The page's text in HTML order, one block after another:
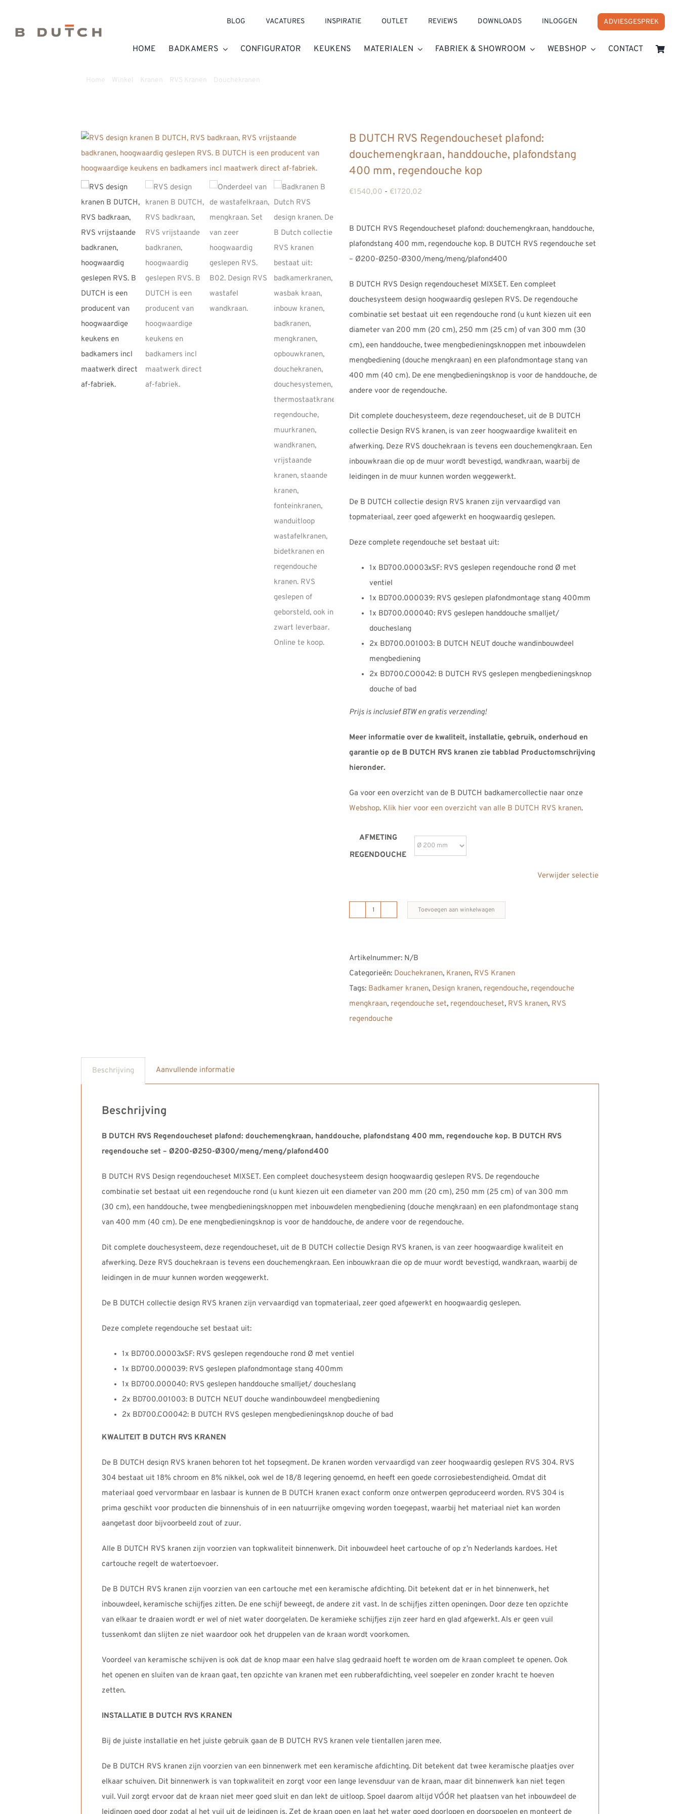
inhoud
BLOG VACATURES INSPIRATIE OUTLET REVIEWS DOWNLOADS INLOGGEN ADVIESGESPREK
HOME BADKAMERS CONFIGURATOR KEUKENS MATERIALEN FABRIEK & SHOWROOM WEBSHOP CONTACT
Home Winkel Kranen RVS Kranen Douchekranen
B DUTCH RVS Regendoucheset plafond:
douchemengkraan, handdouche, plafondstang
400 mm, regendouche kop
€1540,00 - €1720,02
B DUTCH RVS Regendoucheset plafond: douchemengkraan, handdouche,
plafondstang 400 mm, regendouche kop. B DUTCH RVS regendouche set
– Ø200-Ø250-Ø300/meng/meng/plafond400
B DUTCH RVS Design regendoucheset MIXSET. Een compleet
douchesysteem design hoogwaardig geslepen RVS. De regendouche
combinatie set bestaat uit een regendouche rond (u kunt kiezen uit een
diameter van 200 mm (20 cm), 250 mm (25 cm) of van 300 mm (30
cm), een handdouche, twee mengbedieningsknoppen met inbouwdelen
mengbediening (douche mengkraan) en een plafondmontage stang van
400 mm (40 cm). De ene mengbedieningsknop is voor de handdouche, de
andere voor de regendouche.
Dit complete douchesysteem, deze regendoucheset, uit de B DUTCH
collectie Design RVS kranen, is van zeer hoogwaardige kwaliteit en
afwerking. Deze RVS douchekraan is tevens een douchemengkraan. Een
inbouwkraan die op de muur wordt bevestigd, wandkraan, waarbij de
leidingen in de muur kunnen worden weggewerkt.
De B DUTCH collectie design RVS kranen zijn vervaardigd van
topmateriaal, zeer goed afgewerkt en hoogwaardig geslepen.
Deze complete regendouche set bestaat uit:
1x BD700.00003xSF: RVS geslepen regendouche rond Ø met
ventiel
1x BD700.000039: RVS geslepen plafondmontage stang 400mm
1x BD700.000040: RVS geslepen handdouche smalljet/
doucheslang
2x BD700.001003: B DUTCH NEUT douche wandinbouwdeel
mengbediening
2x BD700.CO0042: B DUTCH RVS geslepen mengbedieningsknop
douche of bad
Prijs is inclusief BTW en gratis verzending!
Meer informatie over de kwaliteit, installatie, gebruik, onderhoud en
garantie op de B DUTCH RVS kranen zie tabblad Productomschrijving
hieronder.
Ga voor een overzicht van de B DUTCH badkamercollectie naar onze
Webshop. Klik hier voor een overzicht van alle B DUTCH RVS kranen.
AFMETING
REGENDOUCHE
Verwijder selectie
B
Regendoucheset
plafond:
douchemengkraan,
handdouche,
plafondstang
kop
Toevoegen aan winkelwagen
Artikelnummer: N/B
Categorieën: Douchekranen, Kranen, RVS Kranen
Tags: Badkamer kranen, Design kranen, regendouche, regendouche
mengkraan, regendouche set, regendoucheset, RVS kranen, RVS
regendouche
Beschrijving Aanvullende informatie
Beschrijving
B DUTCH RVS Regendoucheset plafond: douchemengkraan, handdouche, plafondstang 400 mm, regendouche kop. B DUTCH RVS
regendouche set – Ø200-Ø250-Ø300/meng/meng/plafond400
B DUTCH RVS Design regendoucheset MIXSET. Een compleet douchesysteem design hoogwaardig geslepen RVS. De regendouche
combinatie set bestaat uit een regendouche rond (u kunt kiezen uit een diameter van 200 mm (20 cm), 250 mm (25 cm) of van 300 mm
(30 cm), een handdouche, twee mengbedieningsknoppen met inbouwdelen mengbediening (douche mengkraan) en een plafondmontage stang
van 400 mm (40 cm). De ene mengbedieningsknop is voor de handdouche, de andere voor de regendouche.
Dit complete douchesysteem, deze regendoucheset, uit de B DUTCH collectie Design RVS kranen, is van zeer hoogwaardige kwaliteit en
afwerking. Deze RVS douchekraan is tevens een douchemengkraan. Een inbouwkraan die op de muur wordt bevestigd, wandkraan, waarbij de
leidingen in de muur kunnen worden weggewerkt.
De B DUTCH collectie design RVS kranen zijn vervaardigd van topmateriaal, zeer goed afgewerkt en hoogwaardig geslepen.
Deze complete regendouche set bestaat uit:
1x BD700.00003xSF: RVS geslepen regendouche rond Ø met ventiel
1x BD700.000039: RVS geslepen plafondmontage stang 400mm
1x BD700.000040: RVS geslepen handdouche smalljet/ doucheslang
2x BD700.001003: B DUTCH NEUT douche wandinbouwdeel mengbediening
2x BD700.CO0042: B DUTCH RVS geslepen mengbedieningsknop douche of bad
KWALITEIT B DUTCH RVS KRANEN
De B DUTCH design RVS kranen behoren tot het topsegment. De kranen worden vervaardigd van zeer hoogwaardig geslepen RVS 304. RVS
304 bestaat uit 18% chroom en 8% nikkel, ook wel de 18/8 legering genoemd, en heeft een goede corrosiebestendigheid. Omdat dit
materiaal goed vervormbaar en lasbaar is kunnen de B DUTCH kranen exact conform onze ontwerpen geproduceerd worden. RVS 304 is
prima geschikt voor producten die binnenshuis of in een natuurrijke omgeving worden toegepast, waarbij het materiaal niet kan worden
aangetast door bijvoorbeeld zout of zuur.
Alle B DUTCH RVS kranen zijn voorzien van topkwaliteit binnenwerk. Dit inbouwdeel heet cartouche of op z’n Nederlands kardoes. Het
cartouche regelt de watertoevoer.
De B DUTCH RVS kranen zijn voorzien van een cartouche met een keramische afdichting. Dit betekent dat er in het binnenwerk, het
inbouwdeel, keramische schijfjes zitten. De ene schijf beweegt, de andere zit vast. In de schijfjes zitten openingen. Door deze ten opzichte
van elkaar te draaien wordt er wel of niet water doorgelaten. De keramieke schijfjes zijn zeer hard en glad afgewerkt. Als er geen vuil
tussenkomt dan slijten ze niet waardoor ook het druppelen van de kraan wordt voorkomen.
Voordeel van keramische schijven is ook dat de knop maar een halve slag gedraaid hoeft te worden om de kraan compleet te openen. Ook
het openen en sluiten van de kraan gaat, ten opzichte van kranen met een rubberafdichting, veel soepeler en zonder kracht te hoeven
zetten.
INSTALLATIE B DUTCH RVS KRANEN
Bij de juiste installatie en het juiste gebruik gaan de B DUTCH RVS kranen vele tientallen jaren mee.
De B DUTCH RVS kranen zijn voorzien van een binnenwerk met een keramische afdichting. Dit betekent dat twee keramische plaatjes over
elkaar schuiven. Dit binnenwerk is van topkwaliteit en zorgt voor een lange levensduur van de kraan, maar dit binnenwerk kan niet tegen
vuil. Vuil zorgt ervoor dat de kraan niet meer goed sluit en dan lekt de uitloop. Spoel daarom altijd VÓÓR het plaatsen van het inbouwdeel de